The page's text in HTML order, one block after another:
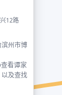
12路
州市博
看谭家
及查找